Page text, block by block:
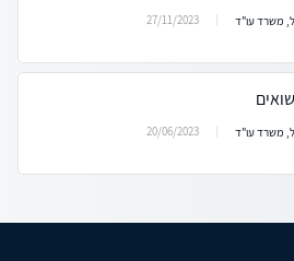
משרד עו"ד 27/11/2023
משרד עו"ד 20/06/2023